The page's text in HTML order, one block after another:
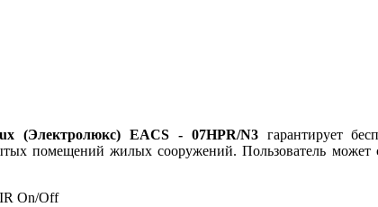
(Электролюкс) EACS- 07HPR/N3гарантирует
помещений жилых сооружений. Пользователь может
On/Off